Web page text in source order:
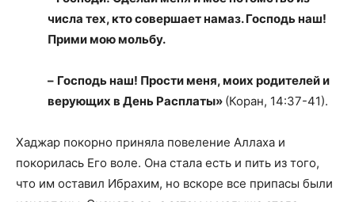
числа тех, кто совершает намаз. Господь наш!
Прими мою мольбу.
– Господь наш! Прости меня, моих родителей и
верующих в День Расплаты» (Коран, 14:37-41).
Хаджар покорно приняла повеление Аллаха и
покорилась Его воле. Она стала есть и пить из того,
что им оставил Ибрахим, но вскоре все припасы были